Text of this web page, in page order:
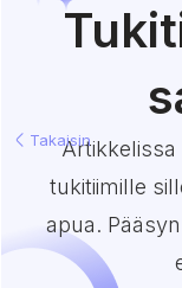
Takaisin
tukitiimille
apua.